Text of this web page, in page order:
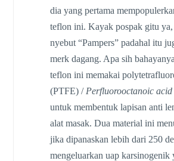
dia yang pertama
teflon ini. Kayak pospak gitu ya,
nyebut “Pampers” padahal itu
merk dagang. Apa sih
teflon ini memakai
(PTFE) / Perfluorooctanoic acid
untuk membentuk lapisan anti
alat masak. Dua material ini
jika dipanaskan lebih dari 250
mengeluarkan uap karsinogenik